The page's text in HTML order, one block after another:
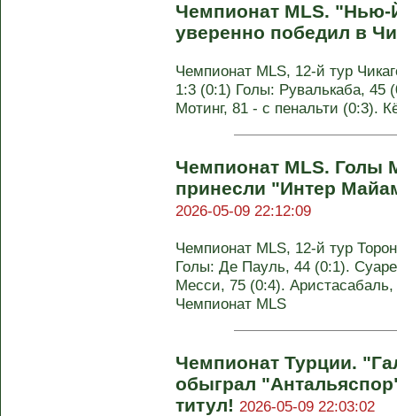
Чемпионат MLS. "Нью-
уверенно победил в
Чемпионат MLS, 12-й тур
1:3 (0:1) Голы: Рувалькаба,
Мотинг, 81 - с пенальти (0:3).
Чемпионат MLS. Голы
принесли "Интер
2026-05-09 22:12:09
Чемпионат MLS, 12-й тур
Голы: Де Пауль, 44 (0:1).
Месси, 75 (0:4).
Чемпионат MLS
Чемпионат Турции.
обыграл
титул! 2026-05-09 22:03:02